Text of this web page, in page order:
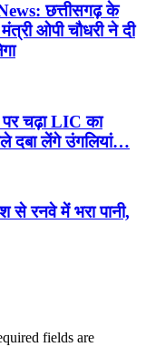
छत्तीसगढ़ के
ओपी चौधरी ने दी
चढ़ा LIC का
दबा लेंगे उंगलियां…
से रनवे में भरा पानी,
fields are